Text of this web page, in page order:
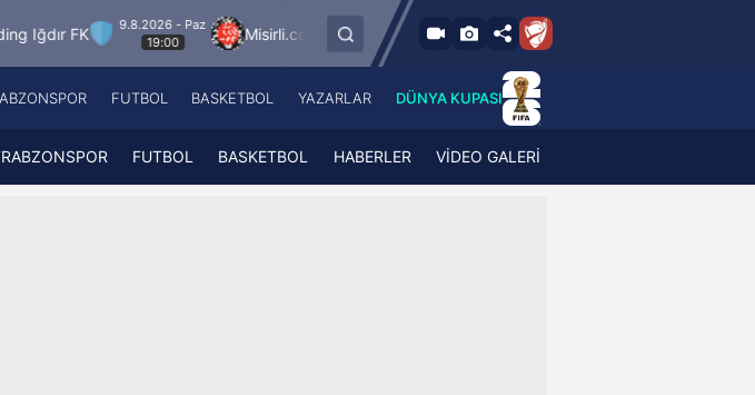
9.8.2026 - Paz
19:00
Misirli.com.tr Karagümrük SMS Grup Sarıyerspor
9.8.2026 - Paz
Fenerbahçe
Galatasaray
A Spor
ATV
A Haber Radyo
A Spor Radyo
A News Radio
FUTBOL BASKETBOL YAZARLAR DÜNYA KUPASI
FUTBOL BASKETBOL HABERLER VİDEO GALERİ